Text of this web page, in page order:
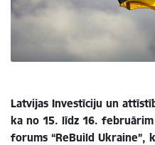
Latvijas Investīciju un
ka no 15. līdz 16.
forums “ReBuild Ukraine”,